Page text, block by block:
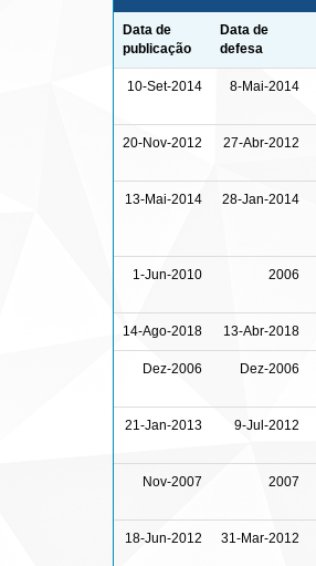
Data de
publicação
Data de
defesa
10-Set-2014 8-Mai-2014
20-Nov-2012 27-Abr-2012
13-Mai-2014 28-Jan-2014
1-Jun-2010 2006
14-Ago-2018 13-Abr-2018
Dez-2006 Dez-2006
21-Jan-2013 9-Jul-2012
Nov-2007 2007
18-Jun-2012 31-Mar-2012